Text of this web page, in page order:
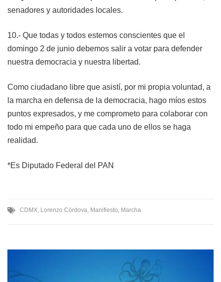
senadores y autoridades locales.
10.- Que todas y todos estemos conscientes que el
domingo 2 de junio debemos salir a votar para defender
nuestra democracia y nuestra libertad.
Como ciudadano libre que asistí, por mi propia voluntad, a
la marcha en defensa de la democracia, hago míos estos
puntos expresados, y me comprometo para colaborar con
todo mi empeño para que cada uno de ellos se haga
realidad.
*Es Diputado Federal del PAN
CDMX, Lorenzo Córdova, Manifiesto, Marcha